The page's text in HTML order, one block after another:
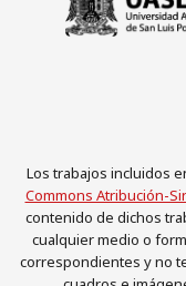
Los trabajos incluidos
Commons Atribución-
contenido de dichos
cualquier medio o
correspondientes y no